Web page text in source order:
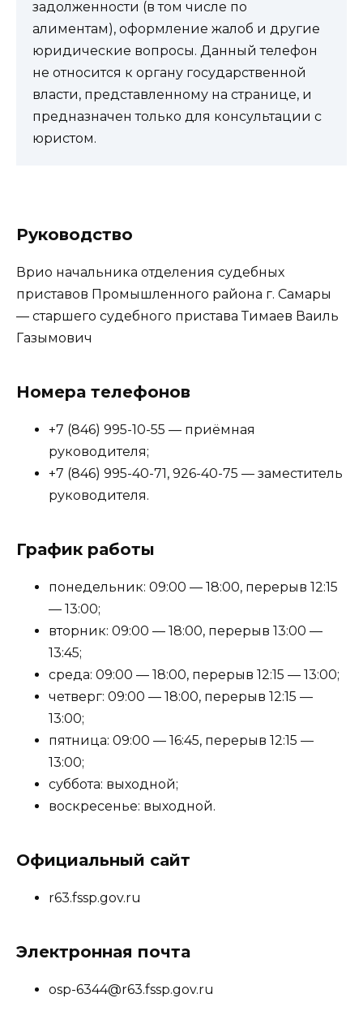
задолженности (в том числе по
алиментам), оформление жалоб и другие
юридические вопросы. Данный телефон
не относится к органу государственной
власти, представленному на странице, и
предназначен только для консультации с
юристом.
Руководство
Врио начальника отделения судебных
приставов Промышленного района г. Самары
— старшего судебного пристава Тимаев Ваиль
Газымович
Номера телефонов
+7 (846) 995-10-55 — приёмная
руководителя;
+7 (846) 995-40-71, 926-40-75 — заместитель
руководителя.
График работы
понедельник: 09:00 — 18:00, перерыв 12:15
— 13:00;
вторник: 09:00 — 18:00, перерыв 13:00 —
13:45;
среда: 09:00 — 18:00, перерыв 12:15 — 13:00;
четверг: 09:00 — 18:00, перерыв 12:15 —
13:00;
пятница: 09:00 — 16:45, перерыв 12:15 —
13:00;
суббота: выходной;
воскресенье: выходной.
Официальный сайт
r63.fssp.gov.ru
Электронная почта
osp-6344@r63.fssp.gov.ru